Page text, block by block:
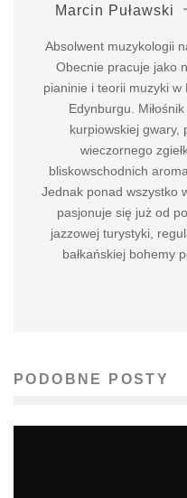
Marcin Puławski
Absolwent muzykologii
Obecnie pracuje jako
pianinie i teorii muzyki
Edynburgu.
kurpiowskiej gwary,
wieczornego
bliskowschodnich
Jednak ponad wszystko
pasjonuje się już od
jazzowej turystyki,
bałkańskiej bohemy
PODOBNE POSTY